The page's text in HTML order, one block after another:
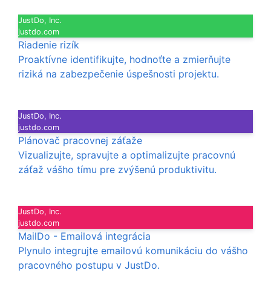
JustDo, Inc.
justdo.com
Riadenie rizík
Proaktívne identifikujte, hodnoťte a zmierňujte
riziká na zabezpečenie úspešnosti projektu.
JustDo, Inc.
justdo.com
Plánovač pracovnej záťaže
Vizualizujte, spravujte a optimalizujte pracovnú
záťaž vášho tímu pre zvýšenú produktivitu.
JustDo, Inc.
justdo.com
MailDo - Emailová integrácia
Plynulo integrujte emailovú komunikáciu do vášho
pracovného postupu v JustDo.